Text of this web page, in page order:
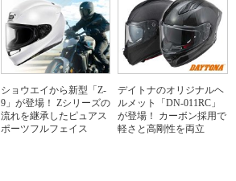
ショウエイから新型「Z-
9」が登場！ Zシリーズの
流れを継承したピュアス
ポーツフルフェイス
デイトナのオリジナルヘ
ルメット「DN-011RC」
が登場！ カーボン採用で
軽さと高剛性を両立